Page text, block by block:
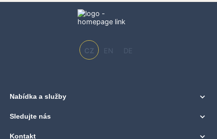
CZ EN DE
Nabídka a služby
Sledujte nás
Kontakt